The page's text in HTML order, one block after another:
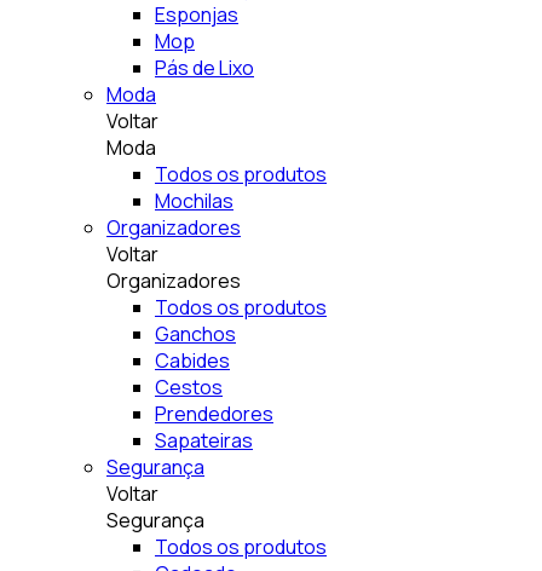
Esponjas
Mop
Pás de Lixo
Moda
Voltar
Moda
Todos os produtos
Mochilas
Organizadores
Voltar
Organizadores
Todos os produtos
Ganchos
Cabides
Cestos
Prendedores
Sapateiras
Segurança
Voltar
Segurança
Todos os produtos